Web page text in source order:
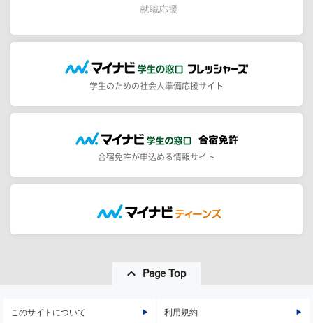
学生のための社会人準備応援サイト
合宿免許が申込める情報サイト
Page Top
このサイトについて 利用規約